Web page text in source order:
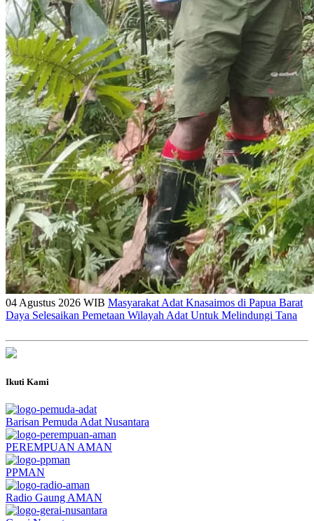
04 Agustus 2026 WIB Masyarakat Adat Knasaimos di Papua Barat
Daya Selesaikan Pemetaan Wilayah Adat Untuk Melindungi Tana
Ikuti Kami
Barisan Pemuda Adat Nusantara
PEREMPUAN AMAN
PPMAN
Radio Gaung AMAN